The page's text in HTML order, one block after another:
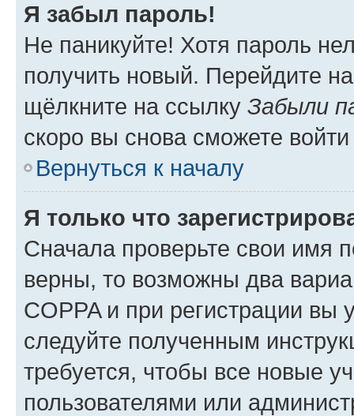
Я забыл пароль!
Не паникуйте! Хотя пароль
получить новый. Перейдите
щёлкните на ссылку Забыли
скоро вы снова сможете
Вернуться к началу
Я только что
Сначала проверьте свои имя
верны, то возможны два
COPPA и при регистрации вы
следуйте полученным
требуется, чтобы все новые
пользователями или